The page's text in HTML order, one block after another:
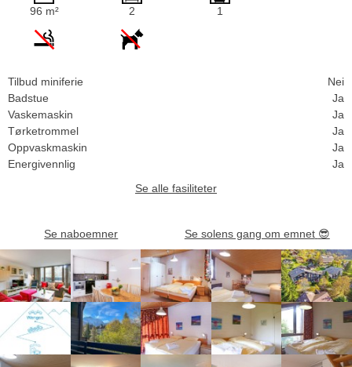
96 m² 2 1
Tilbud miniferie
Nei
Badstue
Ja
Vaskemaskin
Ja
Tørketrommel
Ja
Oppvaskmaskin
Ja
Energivennlig
Ja
Se alle fasiliteter
Se naboemner Se solens gang om emnet 😎